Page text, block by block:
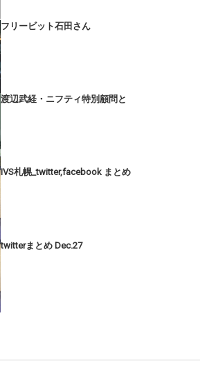
フリービット石田さん
渡辺武経・ニフティ特別顧問と
IVS札幌_twitter,facebook まとめ
twitterまとめ Dec.27